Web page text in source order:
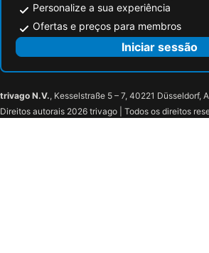
Personalize a sua experiência
Ofertas e preços para membros
Iniciar sessão
trivago N.V., Kesselstraße 5 – 7, 40221 Düsseldorf,
Direitos autorais 2026 trivago | Todos os direitos